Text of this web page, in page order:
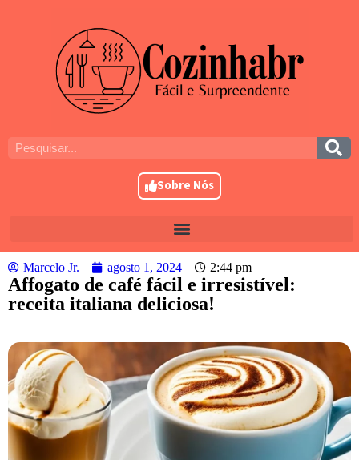
Sobre Nós
Marcelo Jr. agosto 1, 2024 2:44 pm
Affogato de café fácil e irresistível:
receita italiana deliciosa!